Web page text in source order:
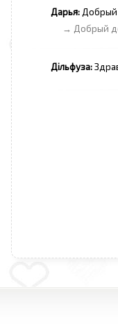
Дарья: Добрый
→ Добрый
Дільфуза: